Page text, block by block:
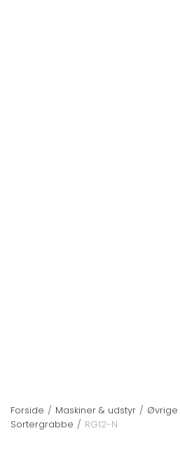
Forside / Maskiner & udstyr / Øvrige
Sortergrabbe / RG12-N